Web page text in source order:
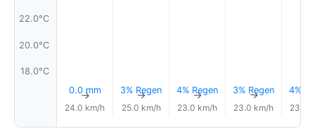
22.0°C
20.0°C
18.0°C
0.0 mm
↑
24.0 km/h
3% Regen
↑
25.0 km/h
4% Regen
↑
23.0 km/h
3% Regen
↑
23.0 km/h
4%
23.0